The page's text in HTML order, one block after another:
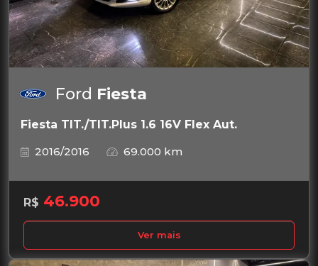
Ford Fiesta
Fiesta TIT./TIT.Plus 1.6 16V Flex Aut.
2016/2016
69.000 km
R$ 46.900
Ver mais